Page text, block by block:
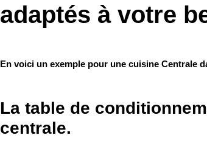
adaptés à votre
En voici un exemple pour une cuisine Centrale
La table de
centrale.